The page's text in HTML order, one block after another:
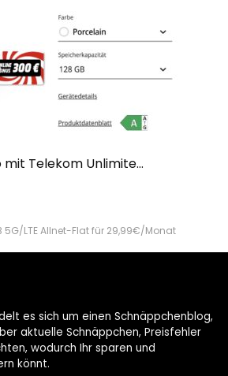
mit Telekom Unlimite...
5G/LTE Allnet-Flat für 29,99€/Monat
es sich um einen Schnäppchenblog,
aktuelle Schnäppchen, Preisfehler
wodurch Ihr sparen und
könnt.